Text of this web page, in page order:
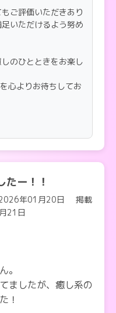
ご評価いただきあり
いただけるよう努め
のひとときをお楽し
心よりお待ちしてお
たー！！
年01月20日
掲載
21日
。
ましたが、癒し系の
！